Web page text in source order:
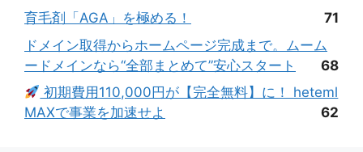
育毛剤「AGA」を極める！
71
ドメイン取得からホームページ完成まで。ムーム
ードメインなら“全部まとめて”安心スタート
68
初期費用110,000円が【完全無料】に！ heteml
MAXで事業を加速せよ
62